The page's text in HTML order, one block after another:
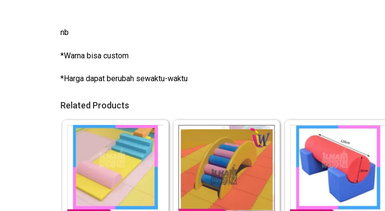
nb
*Warna bisa custom
*Harga dapat berubah sewaktu-waktu
Related Products